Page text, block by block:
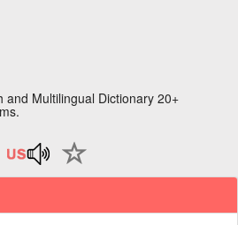
and Multilingual Dictionary 20+